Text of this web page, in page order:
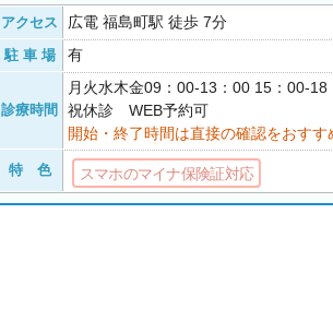
アクセス 広電 福島町駅 徒歩 7分
駐 車 場 有
診療時間
月火水木金09：00-13：00 15：00-
祝休診 WEB予約可
開始・終了時間は直接の確認をおすす
特 色 スマホのマイナ保険証対応